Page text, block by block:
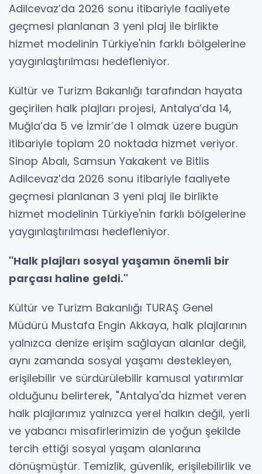
Adilcevaz’da 2026 sonu itibariyle faaliyete
geçmesi planlanan 3 yeni plaj ile birlikte
hizmet modelinin Türkiye'nin farklı bölgelerine
yaygınlaştırılması hedefleniyor.
Kültür ve Turizm Bakanlığı tarafından hayata
geçirilen halk plajları projesi, Antalya’da 14,
Muğla’da 5 ve İzmir’de 1 olmak üzere bugün
itibariyle toplam 20 noktada hizmet veriyor.
Sinop Abalı, Samsun Yakakent ve Bitlis
Adilcevaz’da 2026 sonu itibariyle faaliyete
geçmesi planlanan 3 yeni plaj ile birlikte
hizmet modelinin Türkiye'nin farklı bölgelerine
yaygınlaştırılması hedefleniyor.
''Halk plajları sosyal yaşamın önemli bir
parçası haline geldi.''
Kültür ve Turizm Bakanlığı TURAŞ Genel
Müdürü Mustafa Engin Akkaya, halk plajlarının
yalnızca denize erişim sağlayan alanlar değil,
aynı zamanda sosyal yaşamı destekleyen,
erişilebilir ve sürdürülebilir kamusal yatırımlar
olduğunu belirterek, "Antalya'da hizmet veren
halk plajlarımız yalnızca yerel halkın değil, yerli
ve yabancı misafirlerimizin de yoğun şekilde
tercih ettiği sosyal yaşam alanlarına
dönüşmüştür. Temizlik, güvenlik, erişilebilirlik ve